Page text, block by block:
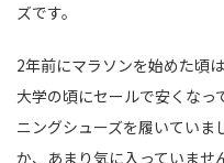
ズです。
2年前にマラソンを始めた頃
大学の頃にセールで安くなっ
ニングシューズを履いていま
か、あまり気に入っていませ